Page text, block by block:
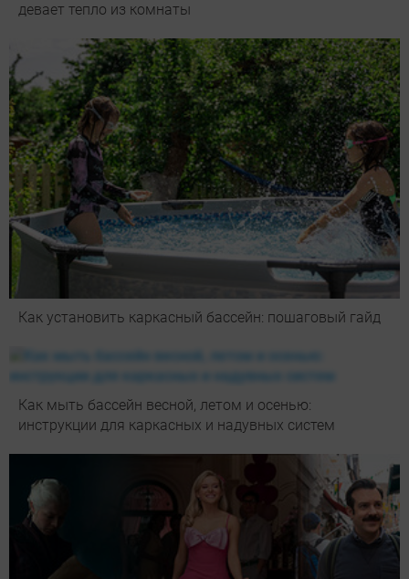
девает тепло из комнаты
Как установить каркасный бассейн: пошаговый гайд
Как мыть бассейн весной, летом и осенью:
инструкции для каркасных и надувных систем